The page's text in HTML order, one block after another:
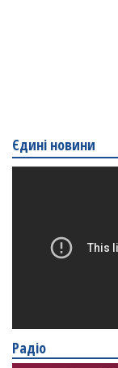
Єдині новини
Радіо